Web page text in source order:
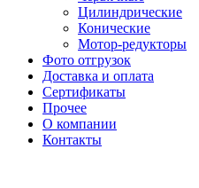
Цилиндрические
Конические
Мотор-редукторы
Фото отгрузок
Доставка и оплата
Сертификаты
Прочее
О компании
Контакты